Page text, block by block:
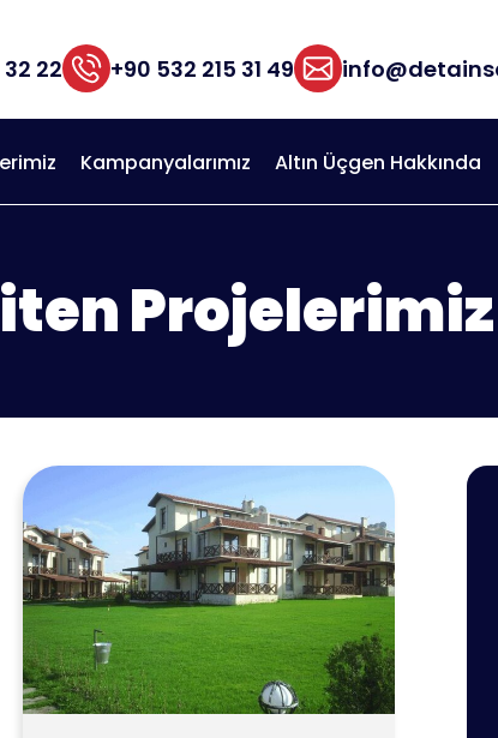
22 +90 532 215 31 49
Kampanyalarımız Altın Üçgen Hakkında
Projelerimiz